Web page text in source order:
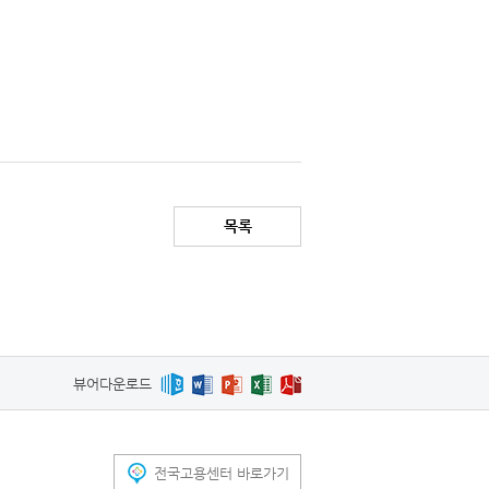
목록
뷰어다운로드
전국고용센터 바로가기